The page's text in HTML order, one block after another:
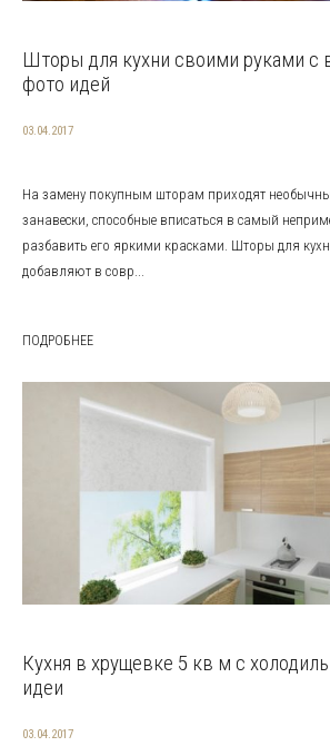
Шторы для кухни своими руками с
фото идей
03.04.2017
На замену покупным шторам приходят
занавески, способные вписаться в самый
разбавить его яркими красками. Шторы для
добавляют в совр...
ПОДРОБНЕЕ
Кухня в хрущевке 5 кв м с
идеи
03.04.2017